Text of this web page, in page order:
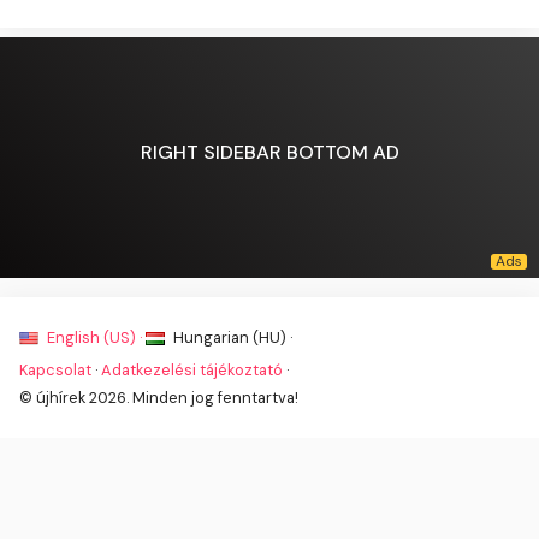
RIGHT SIDEBAR BOTTOM AD
English (US) ·
Hungarian (HU) ·
Kapcsolat ·Adatkezelési tájékoztató ·
© újhírek 2026. Minden jog fenntartva!